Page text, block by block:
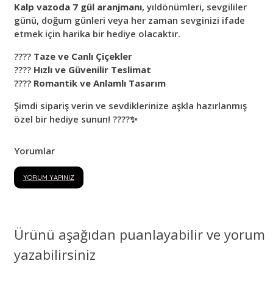
Kalp vazoda 7 gül aranjmanı, yıldönümleri, sevgililer
günü, doğum günleri veya her zaman sevginizi ifade
etmek için harika bir hediye olacaktır.
???? Taze ve Canlı Çiçekler
???? Hızlı ve Güvenilir Teslimat
???? Romantik ve Anlamlı Tasarım
Şimdi sipariş verin ve sevdiklerinize aşkla hazırlanmış
özel bir hediye sunun! ????✨
Yorumlar
YORUM YAPINIZ
Ürünü aşağıdan puanlayabilir ve yorum
yazabilirsiniz